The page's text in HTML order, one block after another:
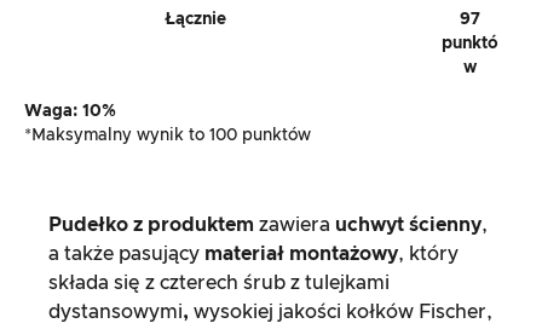
Łącznie
97
punktó
w
Waga: 10%
*Maksymalny wynik to 100 punktów
Pudełko z produktem zawiera uchwyt ścienny,
a także pasujący materiał montażowy, który
składa się z czterech śrub z tulejkami
dystansowymi, wysokiej jakości kołków Fischer,